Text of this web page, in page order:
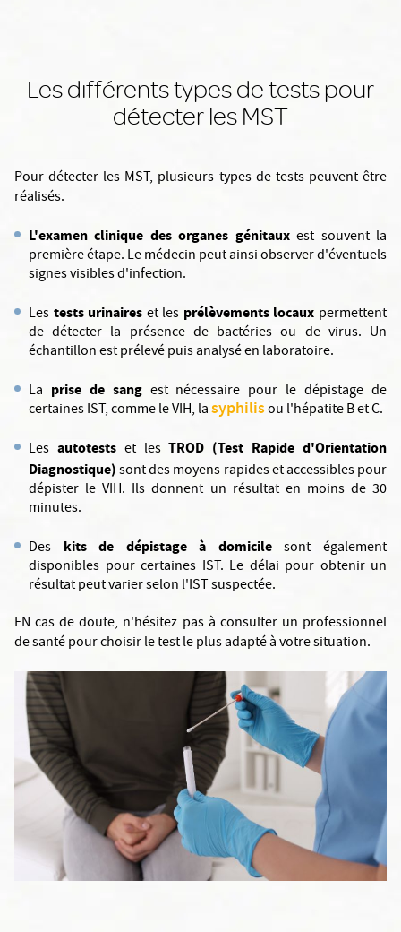
Les différents types de tests pour
détecter les MST
Pour détecter les MST, plusieurs types de tests peuvent être
réalisés.
L'examen clinique des organes génitauxest souvent la
première étape. Le médecin peut ainsi observer d'éventuels
signes visibles d'infection.
Les tests urinaires et les prélèvements locaux permettent
de détecter la présence de bactéries ou de virus. Un
échantillon est prélevé puis analysé en laboratoire.
La prise de sangest nécessaire pour le dépistage de
certaines IST, comme le VIH, lasyphilisou l'hépatite B et C.
Les autotestset lesTROD (Test Rapide d'Orientation
Diagnostique)sont des moyens rapides et accessibles pour
dépister le VIH. Ils donnent un résultat en moins de 30
minutes.
Des
kits de dépistage à domicilesont également
disponibles pour certaines IST. Le délai pour obtenir un
résultat peut varier selon l'IST suspectée.
EN cas de doute, n'hésitez pas à consulter un professionnel
de santé pour choisir le test le plus adapté à votre situation.